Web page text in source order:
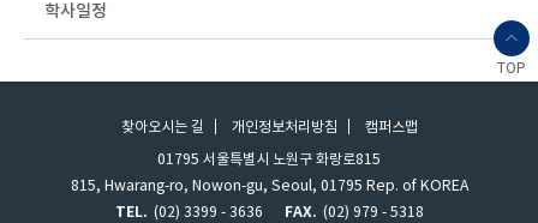
학사일정
TOP
찾아오시는 길 개인정보처리방침
캠퍼스맵
01795 서울특별시 노원구 화랑로815
815, Hwarang-ro, Nowon-gu, Seoul, 01795 Rep. of KOREA
TEL. (02) 3399 - 3636 FAX. (02) 979 - 5318